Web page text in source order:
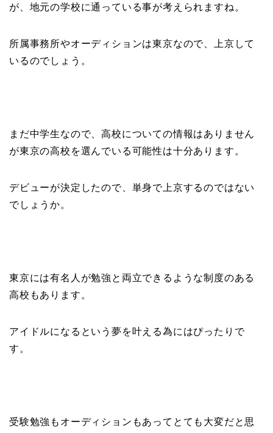
が、地元の学校に通っている事が考えられますね。
所属事務所やオーディションは東京なので、上京して
いるのでしょう。
まだ中学生なので、高校についての情報はありません
が東京の高校を選んでいる可能性は十分あります。
デビューが決定したので、単身で上京するのではない
でしょうか。
東京には有名人が勉強と両立できるような制度のある
高校もあります。
アイドルになるという夢を叶える為にはぴったりで
す。
受験勉強もオーディションもあってとても大変だと思